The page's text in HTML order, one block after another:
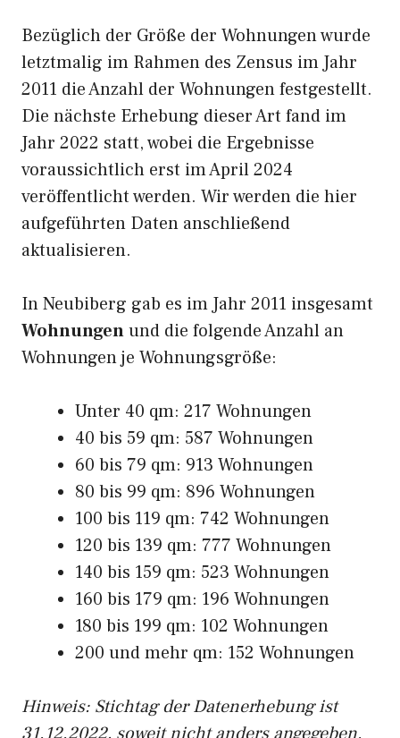
Bezüglich der Größe der Wohnungen wurde
letztmalig im Rahmen des Zensus im Jahr
2011 die Anzahl der Wohnungen festgestellt.
Die nächste Erhebung dieser Art fand im
Jahr 2022 statt, wobei die Ergebnisse
voraussichtlich erst im April 2024
veröffentlicht werden. Wir werden die hier
aufgeführten Daten anschließend
aktualisieren.
In Neubiberg gab es im Jahr 2011 insgesamt
Wohnungenund die folgende Anzahl an
Wohnungen je Wohnungsgröße:
Unter 40 qm: 217 Wohnungen
40 bis 59 qm: 587 Wohnungen
60 bis 79 qm: 913 Wohnungen
80 bis 99 qm: 896 Wohnungen
100 bis 119 qm: 742 Wohnungen
120 bis 139 qm: 777 Wohnungen
140 bis 159 qm: 523 Wohnungen
160 bis 179 qm: 196 Wohnungen
180 bis 199 qm: 102 Wohnungen
200 und mehr qm: 152 Wohnungen
Hinweis: Stichtag der Datenerhebung ist